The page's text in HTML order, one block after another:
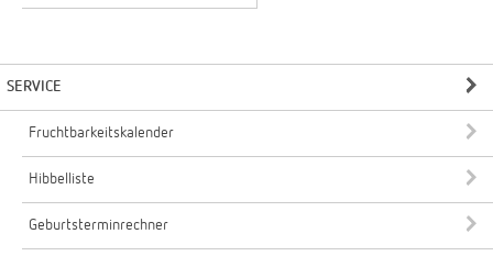
SERVICE
Fruchtbarkeitskalender
Hibbelliste
Geburtsterminrechner